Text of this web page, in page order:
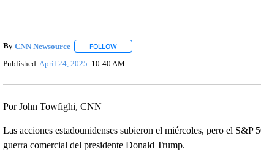
By CNN Newsource FOLLOWFOLLOW "" TO RECEIVE NOTIFICATIONS
Published April 24, 2025 10:40 AM
Por John Towfighi, CNN
Las acciones estadounidenses subieron el miércoles, pero el S&P
guerra comercial del presidente Donald Trump.